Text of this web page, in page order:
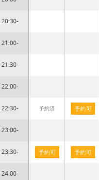
20:30-
21:00-
21:30-
22:00-
22:30-
23:00-
23:30-
24:00-
予約済
予約可
予約可
予約可